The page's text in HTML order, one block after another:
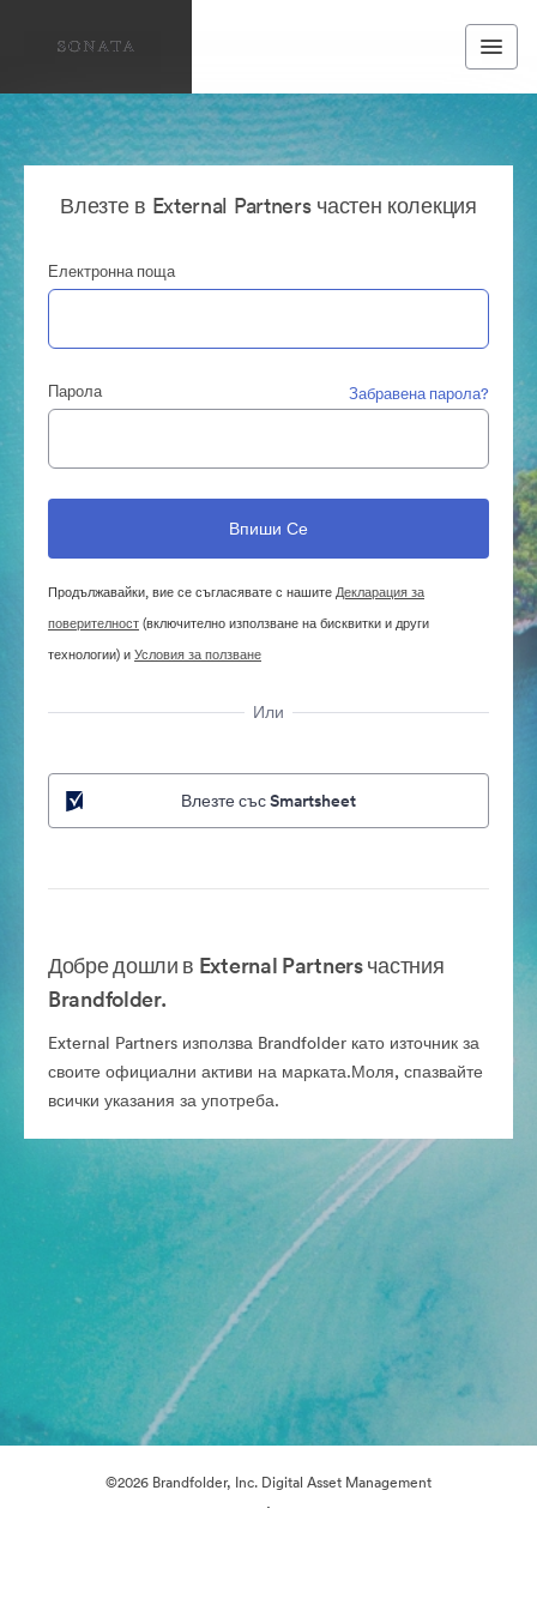
Влезте в External Partners частен колекция
Електронна поща
Парола Забравена парола?
Продължавайки, вие се съгласявате с нашитеДекларация за
поверителност(включително използване на бисквитки и други
технологии) иУсловия за ползване
Или
Влезте със Smartsheet
Добре дошли в External Partners частния
Brandfolder.
External Partners използва Brandfolder като източник за
своите официални активи на марката.Моля, спазвайте
всички указания за употреба.
©2026 Brandfolder, Inc. Digital Asset Management
·